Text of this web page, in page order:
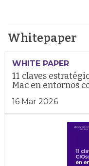
Whitepaper
WHITE PAPER
11 claves
Mac en entornos
16 Mar 2026